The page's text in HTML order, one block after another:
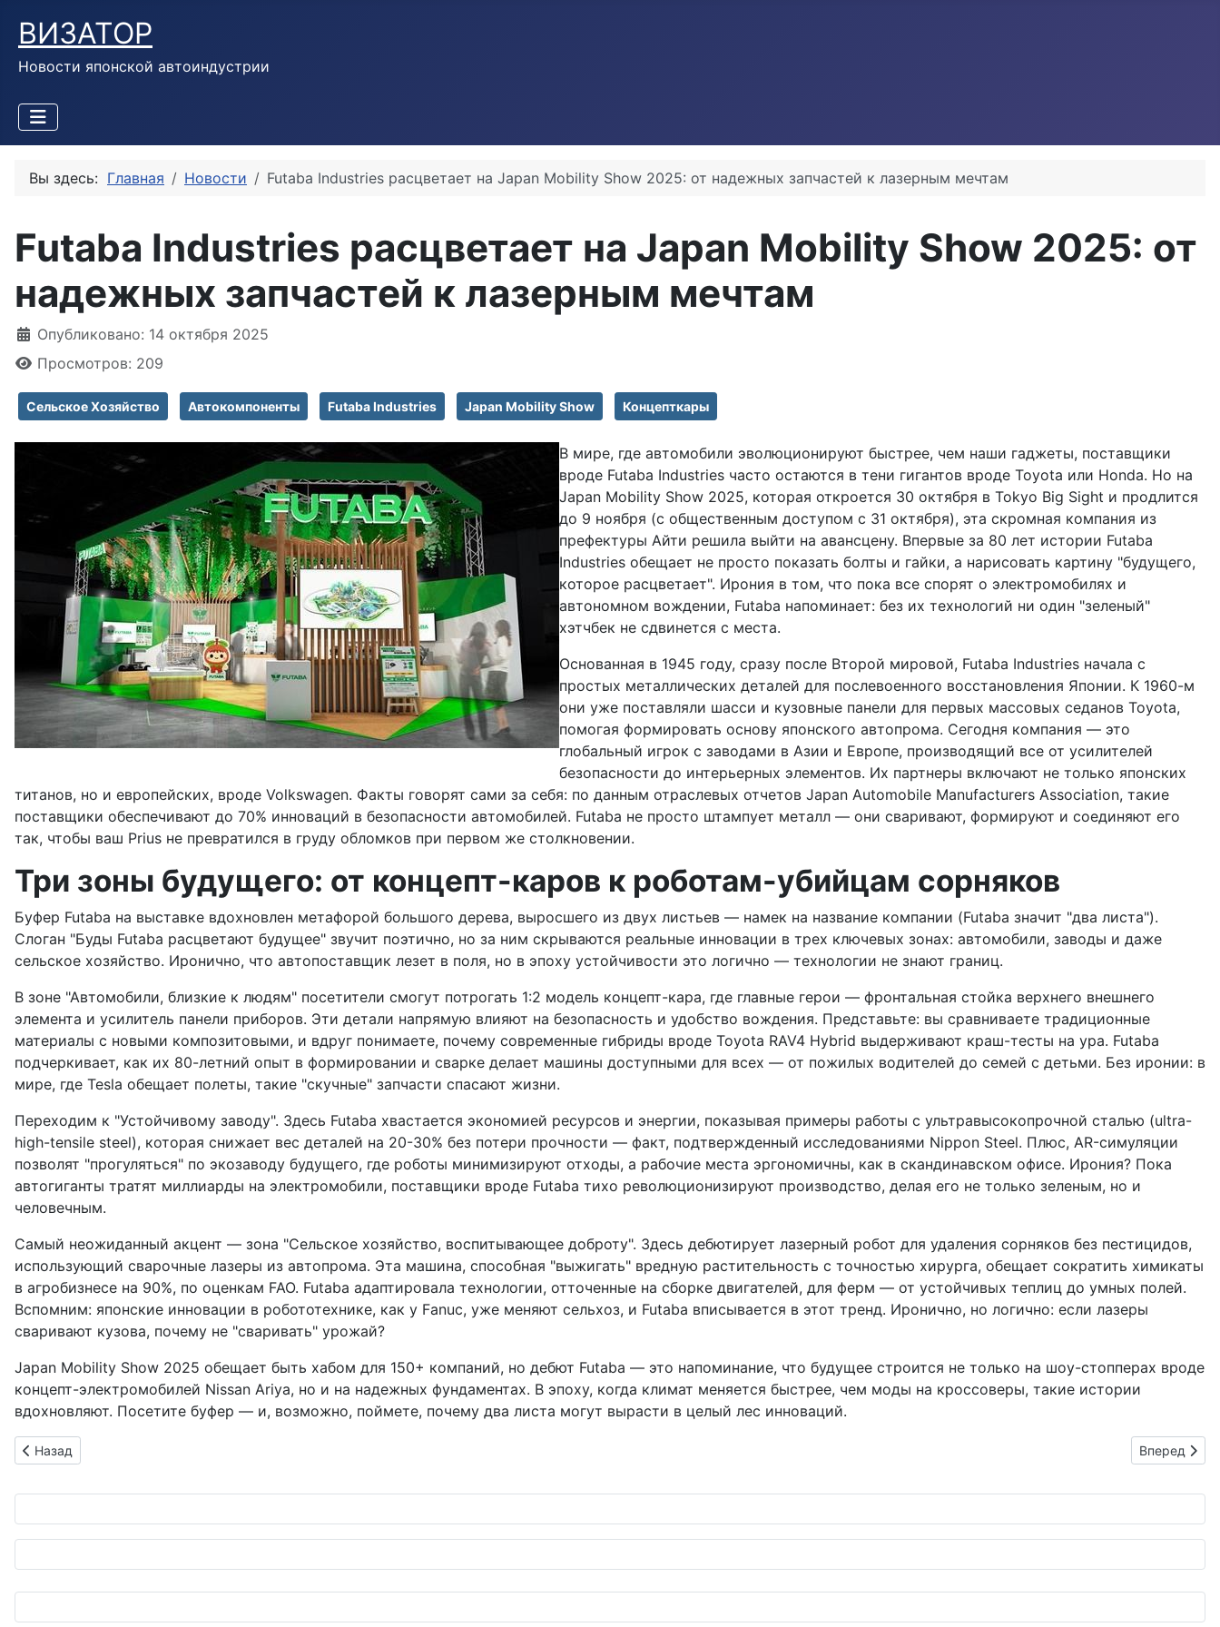
ВИЗАТОР
Новости японской автоиндустрии
Вы здесь: Главная Новости Futaba Industries расцветает на Japan Mobility Show 2025: от надежных запчастей к лазерным мечтам
Futaba Industries расцветает на Japan Mobility Show 2025: от
надежных запчастей к лазерным мечтам
Информация о материале
Опубликовано: 14 октября 2025
Просмотров: 209
Сельское Хозяйство Автокомпоненты Futaba Industries Japan Mobility Show Концепткары
В мире, где автомобили эволюционируют быстрее, чем наши гаджеты, поставщики
вроде Futaba Industries часто остаются в тени гигантов вроде Toyota или Honda. Но на
Japan Mobility Show 2025, которая откроется 30 октября в Tokyo Big Sight и продлится
до 9 ноября (с общественным доступом с 31 октября), эта скромная компания из
префектуры Айти решила выйти на авансцену. Впервые за 80 лет истории Futaba
Industries обещает не просто показать болты и гайки, а нарисовать картину "будущего,
которое расцветает". Ирония в том, что пока все спорят о электромобилях и
автономном вождении, Futaba напоминает: без их технологий ни один "зеленый"
хэтчбек не сдвинется с места.
Основанная в 1945 году, сразу после Второй мировой, Futaba Industries начала с
простых металлических деталей для послевоенного восстановления Японии. К 1960-м
они уже поставляли шасси и кузовные панели для первых массовых седанов Toyota,
помогая формировать основу японского автопрома. Сегодня компания — это
глобальный игрок с заводами в Азии и Европе, производящий все от усилителей
безопасности до интерьерных элементов. Их партнеры включают не только японских
титанов, но и европейских, вроде Volkswagen. Факты говорят сами за себя: по данным отраслевых отчетов Japan Automobile Manufacturers Association, такие
поставщики обеспечивают до 70% инноваций в безопасности автомобилей. Futaba не просто штампует металл — они сваривают, формируют и соединяют его
так, чтобы ваш Prius не превратился в груду обломков при первом же столкновении.
Три зоны будущего: от концепт-каров к роботам-убийцам сорняков
Буфер Futaba на выставке вдохновлен метафорой большого дерева, выросшего из двух листьев — намек на название компании (Futaba значит "два листа").
Слоган "Буды Futaba расцветают будущее" звучит поэтично, но за ним скрываются реальные инновации в трех ключевых зонах: автомобили, заводы и даже
сельское хозяйство. Иронично, что автопоставщик лезет в поля, но в эпоху устойчивости это логично — технологии не знают границ.
В зоне "Автомобили, близкие к людям" посетители смогут потрогать 1:2 модель концепт-кара, где главные герои — фронтальная стойка верхнего внешнего
элемента и усилитель панели приборов. Эти детали напрямую влияют на безопасность и удобство вождения. Представьте: вы сравниваете традиционные
материалы с новыми композитовыми, и вдруг понимаете, почему современные гибриды вроде Toyota RAV4 Hybrid выдерживают краш-тесты на ура. Futaba
подчеркивает, как их 80-летний опыт в формировании и сварке делает машины доступными для всех — от пожилых водителей до семей с детьми. Без иронии: в
мире, где Tesla обещает полеты, такие "скучные" запчасти спасают жизни.
Переходим к "Устойчивому заводу". Здесь Futaba хвастается экономией ресурсов и энергии, показывая примеры работы с ультравысокопрочной сталью (ultra-
high-tensile steel), которая снижает вес деталей на 20-30% без потери прочности — факт, подтвержденный исследованиями Nippon Steel. Плюс, AR-симуляции
позволят "прогуляться" по экозаводу будущего, где роботы минимизируют отходы, а рабочие места эргономичны, как в скандинавском офисе. Ирония? Пока
автогиганты тратят миллиарды на электромобили, поставщики вроде Futaba тихо революционизируют производство, делая его не только зеленым, но и
человечным.
Самый неожиданный акцент — зона "Сельское хозяйство, воспитывающее доброту". Здесь дебютирует лазерный робот для удаления сорняков без пестицидов,
использующий сварочные лазеры из автопрома. Эта машина, способная "выжигать" вредную растительность с точностью хирурга, обещает сократить химикаты
в агробизнесе на 90%, по оценкам FAO. Futaba адаптировала технологии, отточенные на сборке двигателей, для ферм — от устойчивых теплиц до умных полей.
Вспомним: японские инновации в робототехнике, как у Fanuc, уже меняют сельхоз, и Futaba вписывается в этот тренд. Иронично, но логично: если лазеры
сваривают кузова, почему не "сваривать" урожай?
Japan Mobility Show 2025 обещает быть хабом для 150+ компаний, но дебют Futaba — это напоминание, что будущее строится не только на шоу-стопперах вроде
концепт-электромобилей Nissan Ariya, но и на надежных фундаментах. В эпоху, когда климат меняется быстрее, чем моды на кроссоверы, такие истории
вдохновляют. Посетите буфер — и, возможно, поймете, почему два листа могут вырасти в целый лес инноваций.
Предыдущий: Автомойка будущего: от самурайского блеска до меха-чистоты после грандиозных шоу
Назад Следующий:
Вперед